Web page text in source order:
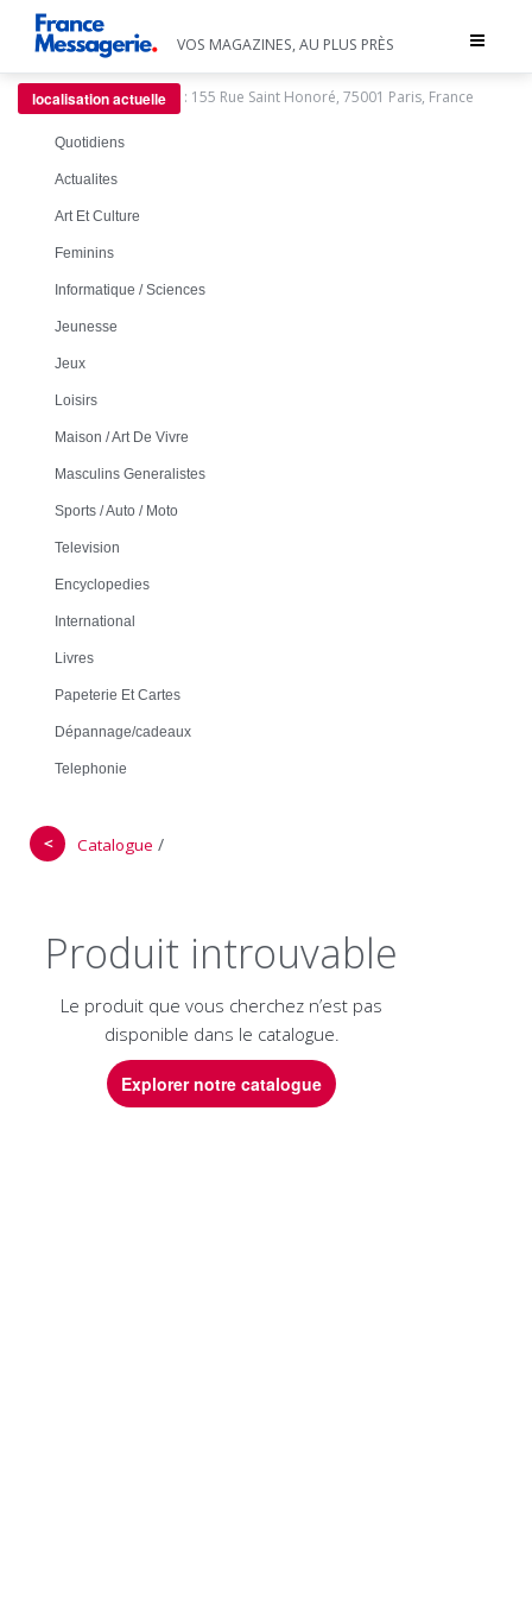
Toggle
VOS MAGAZINES, AU PLUS PRÈS
localisation actuelle : 155 Rue Saint Honoré, 75001 Paris, France
Quotidiens
Actualites
Art Et Culture
Feminins
Informatique / Sciences
Jeunesse
Jeux
Loisirs
Maison / Art De Vivre
Masculins Generalistes
Sports / Auto / Moto
Television
Encyclopedies
International
Livres
Papeterie Et Cartes
Dépannage/cadeaux
Telephonie
＜ Catalogue /
Produit introuvable
Le produit que vous cherchez n’est pas
disponible dans le catalogue.
Explorer notre catalogue